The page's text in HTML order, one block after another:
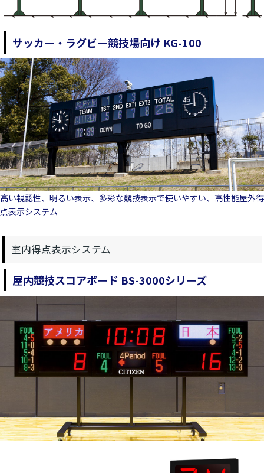
サッカー・ラグビー競技場向け KG-100
高い視認性、明るい表示、多彩な競技表示で使いやすい、高性能屋外得
点表示システム
室内得点表示システム
屋内競技スコアボード BS-3000シリーズ